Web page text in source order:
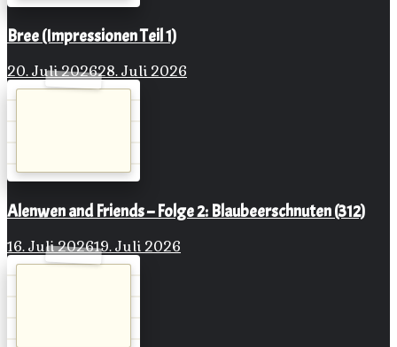
Bree (Impressionen Teil 1)
20. Juli 202628. Juli 2026
Alenwen and Friends – Folge 2: Blaubeerschnuten (312)
16. Juli 202619. Juli 2026